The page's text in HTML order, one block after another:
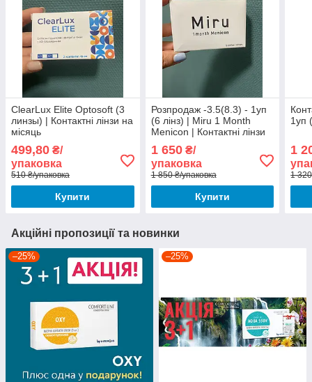
ClearLux Elite Optosoft (3
линзы) | Контактні лінзи на
місяць
499,80 ₴/
упаковка
510 ₴/упаковка
Купити
Розпродаж -3.5(8.3) - 1уп
(6 лінз) | Miru 1 Month
Menicon | Контактні лінзи
1 650₴/
упаковка
1 850 ₴/упаковка
Купити
1уп
1
1
Акційні пропозиції та новинки
–25% –25%